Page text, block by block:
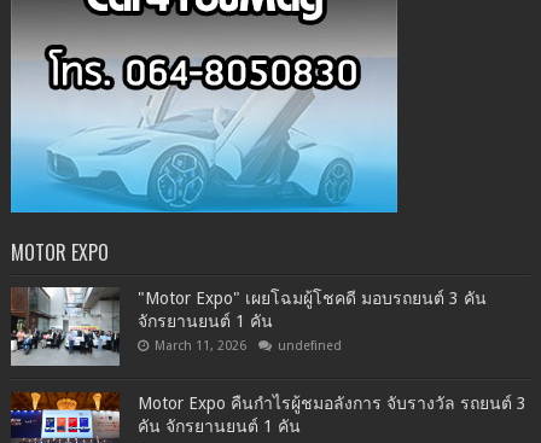
MOTOR EXPO
"Motor Expo" เผยโฉมผู้โชคดี มอบรถยนต์ 3 คัน
จักรยานยนต์ 1 คัน
March 11, 2026 undefined
Motor Expo คืนกำไรผู้ชมอลังการ จับรางวัล รถยนต์ 3
คัน จักรยานยนต์ 1 คัน